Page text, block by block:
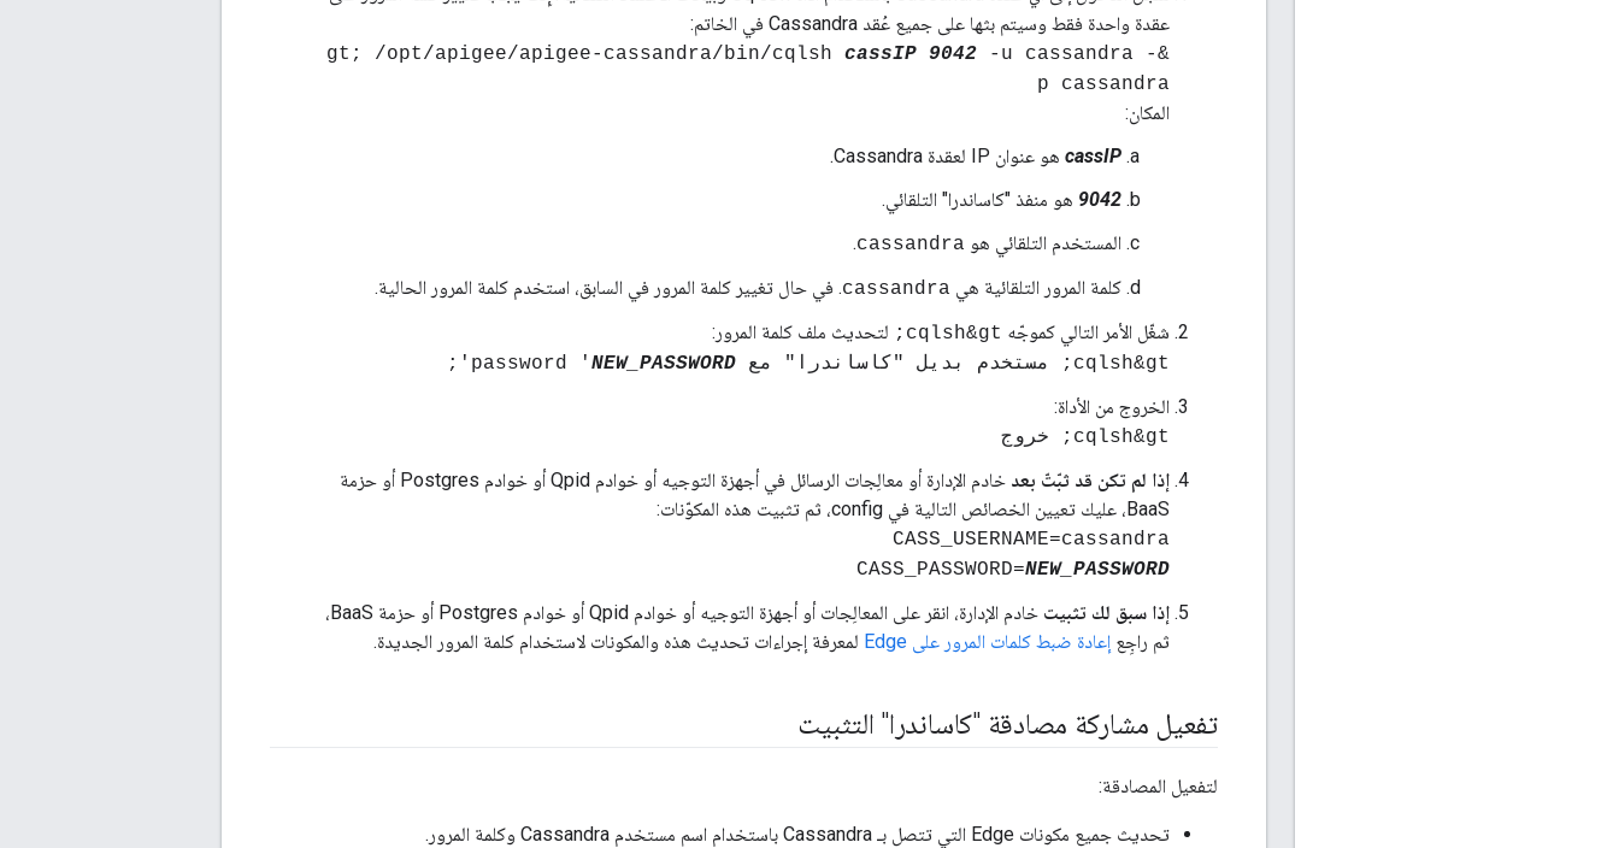
عقدة واحدة فقط وسيتم بثها على جميع عُقد Cassandra في الخاتم:
&gt; /opt/apigee/apigee-cassandra/bin/cqlsh
cassIP 9042 -u cassandra -
p cassandra
المكان:
cassIP هو عنوان IP لعقدة Cassandra.
9042 هو منفذ "كاساندرا" التلقائي.
المستخدم التلقائي هو cassandra
.
كلمة المرور التلقائية هي cassandra. في حال تغيير كلمة المرور في السابق، استخدم كلمة المرور الحالية.
شغّل الأمر التالي كموجّه cqlsh&gt; لتحديث ملف كلمة المرور:
cqlsh&gt; مستخدم بديل "كاساندرا" مع password ' NEW_PASSWORD
';
الخروج من الأداة:
cqlsh&gt; خروج
إذا لم تكن قد ثبّتّ بعد
خادم الإدارة أو معالِجات الرسائل في أجهزة التوجيه أو خوادم Qpid أو خوادم Postgres أو حزمة
BaaS، عليك تعيين الخصائص التالية في config، ثم تثبيت هذه المكوّنات:
CASS_USERNAME=cassandra
CASS_PASSWORD=NEW_PASSWORD
إذا سبق لك تثبيت
خادم الإدارة، انقر على المعالِجات أو أجهزة التوجيه أو خوادم Qpid أو خوادم Postgres أو حزمة BaaS،
ثم راجِع إعادة ضبط كلمات المرور على Edge لمعرفة إجراءات تحديث هذه والمكونات لاستخدام كلمة المرور الجديدة.
تفعيل مشاركة مصادقة "كاساندرا" التثبيت
لتفعيل المصادقة:
تحديث جميع مكونات Edge التي تتصل بـ Cassandra باستخدام اسم مستخدم Cassandra وكلمة المرور.